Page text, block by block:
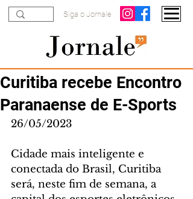
Siga o Jornale
Curitiba recebe Encontro
Paranaense de E-Sports
26/05/2023
Cidade mais inteligente e
conectada do Brasil, Curitiba
será, neste fim de semana, a